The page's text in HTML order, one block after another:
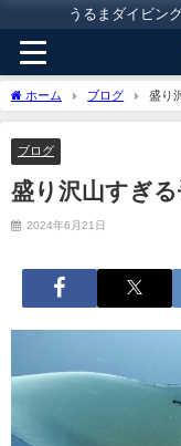
うるまダイビン
ホーム ブログ 盛り
ブログ
盛り沢山すぎ
2024年6月21日